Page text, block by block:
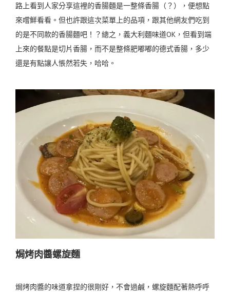
路上看到人家分享這裡的香腸麵是一整條香腸（？），便想點
來嚐鮮看看。但也許跟這次菜單上的品項，跟其他網友們吃到
的是不同款的香腸麵吧！？總之，義大利麵味道OK，但看到端
上來的餐點是切片香腸，而不是整條肥嘟嘟的德式香腸，多少
還是有點讓人悵然若失，哈哈。
焗烤肉醬螺旋麵
焗烤肉醬的味道拿捏的很剛好，不會過鹹，螺旋麵配著熱呼呼